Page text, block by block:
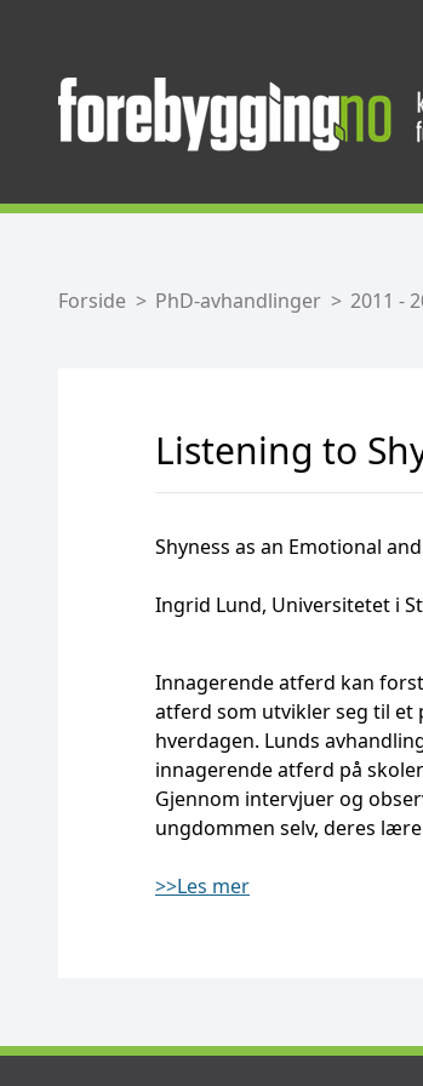
Forside PhD-avhandlinger 2011 -
Listening to
Shyness as an Emotional
Ingrid Lund, Universitetet i
Innagerende atferd kan
atferd som utvikler seg til et
hverdagen. Lunds
innagerende atferd på
Gjennom intervjuer og
ungdommen selv, deres
>>Les mer